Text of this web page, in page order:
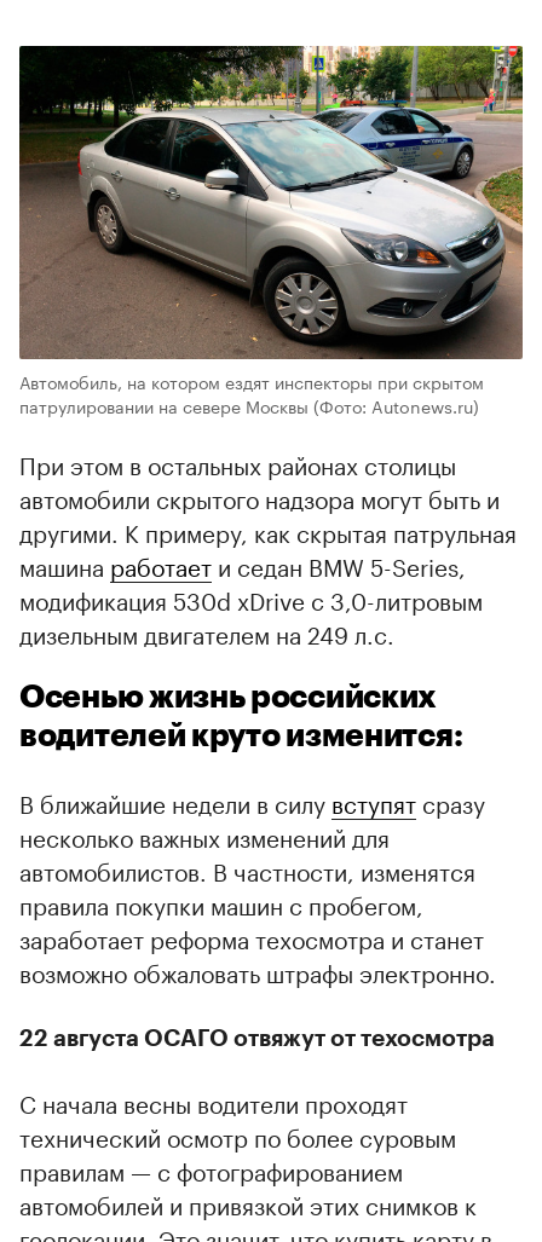
Автомобиль, на котором ездят инспекторы при скрытом
патрулировании на севере Москвы (Фото: Autonews.ru)
При этом в остальных районах столицы
автомобили скрытого надзора могут быть и
другими. К примеру, как скрытая патрульная
машина работает и седан BMW 5-Series,
модификация 530d xDrive с 3,0-литровым
дизельным двигателем на 249 л.с.
Осенью жизнь российских
водителей круто изменится:
В ближайшие недели в силу вступят сразу
несколько важных изменений для
автомобилистов. В частности, изменятся
правила покупки машин с пробегом,
заработает реформа техосмотра и станет
возможно обжаловать штрафы электронно.
22 августа ОСАГО отвяжут от техосмотра
С начала весны водители проходят
технический осмотр по более суровым
правилам — с фотографированием
автомобилей и привязкой этих снимков к